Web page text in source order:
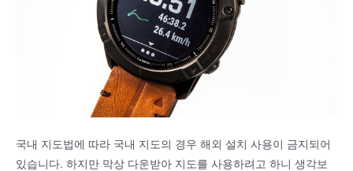
국내 지도법에 따라 국내 지도의 경우 해외 설치 사용이 금지되어
있습니다. 하지만 막상 다운받아 지도를 사용하려고 하니 생각보